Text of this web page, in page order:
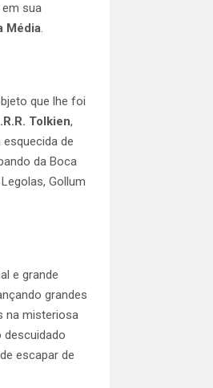
sua
Média.
que lhe foi
Tolkien,
de
da Boca
Gollum
e grande
grandes
na misteriosa
descuidado
escapar de